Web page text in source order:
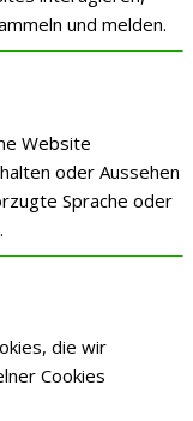
und melden.
Website
oder Aussehen
Sprache oder
die wir
Cookies